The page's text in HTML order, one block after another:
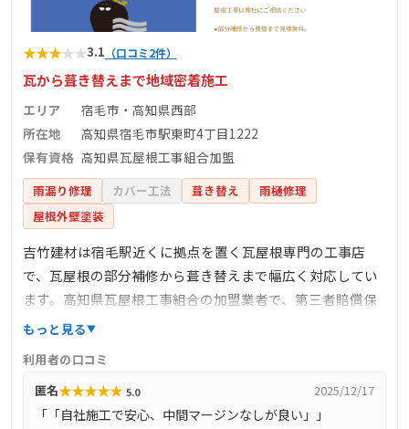
★★★★★3.1 （口コミ2件）
瓦から葺き替えまで地域密着施工
エリア
宿毛市・高知県西部
所在地
高知県宿毛市駅東町4丁目1222
保有資格 高知県瓦屋根工事組合加盟
雨漏り修理 カバー工法 葺き替え
雨樋修理
屋根外壁塗装
吉竹建材は宿毛駅近くに拠点を置く瓦屋根専門の工事店
で、瓦屋根の部分補修から葺き替えまで幅広く対応してい
ます。高知県瓦屋根工事組合の加盟業者で、第三者賠償保
険制度を導入しており、安心・安全な施工環境を整備。自
かつ頑強な瓦屋根を推奨しています。見積り無料、契約前
後の柔軟な対応や迅速な工期で地元から信頼されている屋
根業者です。
もっと見る
利用者の口コミ
匿名★★★★★ 5.0 2025/12/17
「「自社施工で安心、中間マージンなしが良い」」